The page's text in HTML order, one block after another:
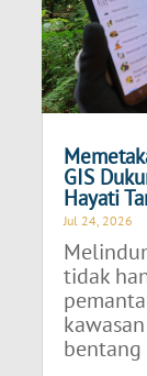
GIS
Hayati
Jul 24, 2026
tidak
bentang